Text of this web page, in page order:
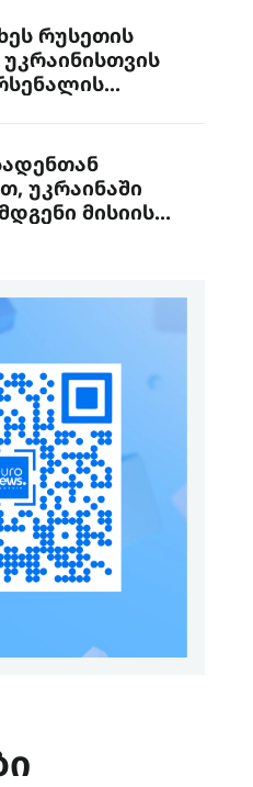
რუსეთის
უკრაინაში
მისიის